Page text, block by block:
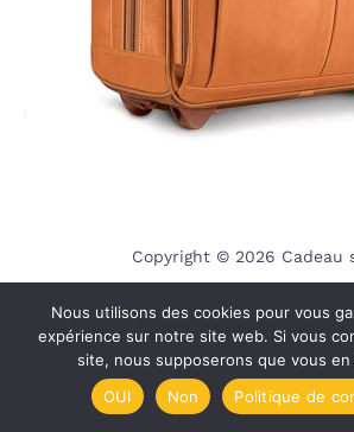
Copyright © 2026 Cadeau
Contact
Plan du site
Mentions légales
Nous utilisons des cookies pour vous
expérience sur notre site web. Si vous
site, nous supposerons que vous
OUI
Non Politique de